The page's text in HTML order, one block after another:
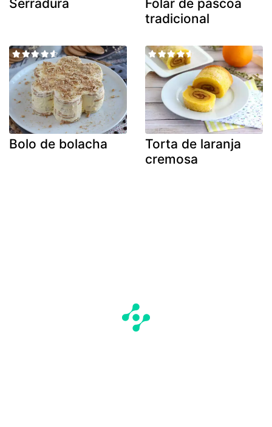
Serradura
Folar de páscoa
tradicional
Bolo de bolacha
Torta de laranja
cremosa